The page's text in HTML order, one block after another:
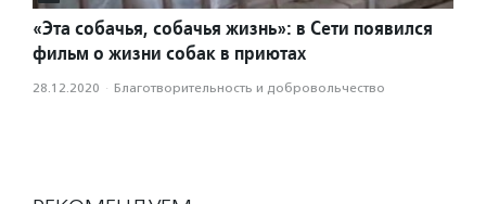
«Эта собачья, собачья жизнь»: в Сети появился
фильм о жизни собак в приютах
28.12.2020 · Благотвори­тель­ность и доброволь­чест­во